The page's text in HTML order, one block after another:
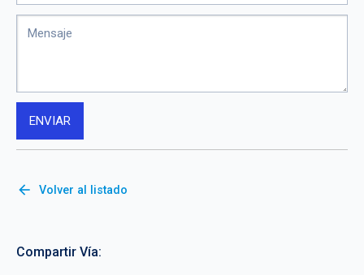
arrow_back Volver al listado
Compartir Vía: